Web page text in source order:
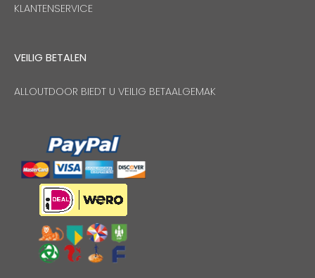
KLANTENSERVICE
VEILIG BETALEN
ALLOUTDOOR BIEDT U VEILIG BETAALGEMAK